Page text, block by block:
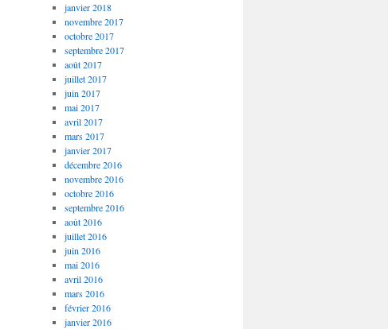
janvier 2018
novembre 2017
octobre 2017
septembre 2017
août 2017
juillet 2017
juin 2017
mai 2017
avril 2017
mars 2017
janvier 2017
décembre 2016
novembre 2016
octobre 2016
septembre 2016
août 2016
juillet 2016
juin 2016
mai 2016
avril 2016
mars 2016
février 2016
janvier 2016